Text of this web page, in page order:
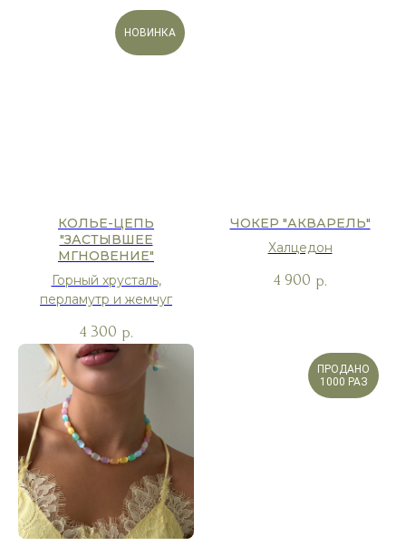
НОВИНКА
КОЛЬЕ-ЦЕПЬ
"ЗАСТЫВШЕЕ
МГНОВЕНИЕ"
Горный хрусталь,
перламутр и жемчуг
4 300 р.
ЧОКЕР "АКВАРЕЛЬ"
Халцедон
4 900 р.
ПРОДАНО
1000 РАЗ